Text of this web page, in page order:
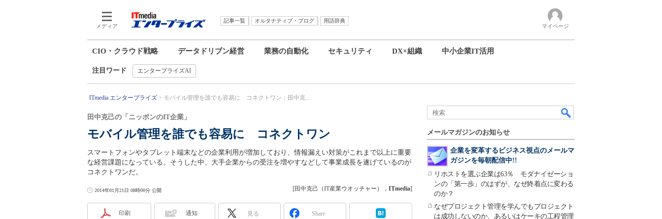
メディア
記事一覧 オルタナティブ・ブログ
用語辞典
マイページ
CIO・クラウド戦略 データドリブン経営 業務の自動化 セキュリティ DX×組織 中小企業IT活用
注目ワード エンタープライズAI
ITmedia エンタープライズ モバイル管理を誰でも容易に コネクトワン：田中克...
モバイル管理を誰でも容易に コネクトワン
田中克己の「ニッポンのIT企業」
スマートフォンやタブレット端末などの企業利用が増加しており、情報漏えい対策がこれまで以上に重要
な経営課題になっている。そうした中、大手企業からの受注を増やすなどして事業成長を遂げているのが
コネクトワンだ。
2014年01月21日 08時00分 公開 [田中克己（IT産業ウオッチャー）， ITmedia]
印刷 通知 見る Share
メールマガジンのお知らせ
企業を変革するビジネス視点のメールマ
ガジンを毎朝配信中!!
リホストを選ぶ企業は63％ モダナイゼーショ
ンの「第一歩」のはずが、なぜ終着点に変わる
のか？
なぜプロジェクト管理を学んでもプロジェクト
は成功しないのか、あるいはケーキの工程管理